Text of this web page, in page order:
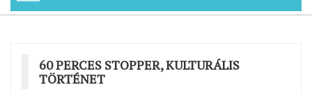
60 PERCES STOPPER, KULTURÁLIS
TÖRTÉNET